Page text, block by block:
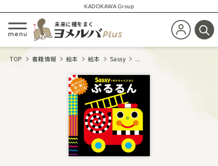
KADOKAWA Group
メニューを開閉する
未来に種をまく
新規会員登
検
TOP 書籍情報 絵本 絵本 Sassy ...